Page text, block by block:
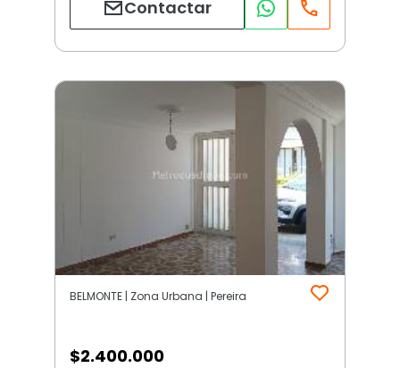
Contactar
BELMONTE | Zona Urbana | Pereira
$2.400.000